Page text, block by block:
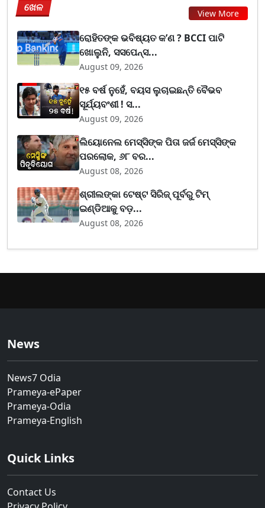
ଖେଳ View More
ରୋହିତଙ୍କ ଭବିଷ୍ୟତ କ’ଣ ? BCCI ପାଟି
ଖୋଲୁନି, ସସପେନ୍ସ...
August 09, 2026
୧୫ ବର୍ଷ ନୁହେଁ, ବୟସ ଲୁଚାଇଛନ୍ତି ବୈଭବ
ସୂର୍ଯ୍ୟବଂଶୀ ! ସ...
August 09, 2026
ଲିୟୋନେଲ ମେସ୍ସିଙ୍କ ପିତା ଜର୍ଜ ମେସ୍ସିଙ୍କ
ପରଲୋକ, ୬୮ ବର...
August 08, 2026
ଶ୍ରୀଲଙ୍କା ଟେଷ୍ଟ ସିରିଜ୍‌ ପୂର୍ବରୁ ଟିମ୍‌
ଇଣ୍ଡିଆକୁ ବଡ଼...
August 08, 2026
News
News7 Odia
Prameya-ePaper
Prameya-Odia
Prameya-English
Quick Links
Contact Us